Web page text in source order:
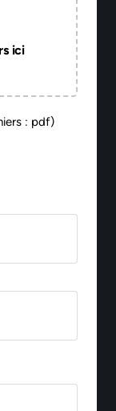
ici
: pdf)